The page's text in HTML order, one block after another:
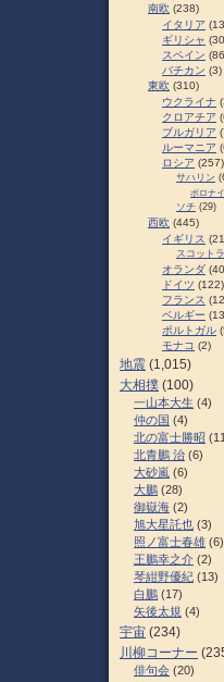
南欧 (238)
イタリア
ギリシャ
スペイン
バチカン (3)
東欧 (310)
ウクライナ
クロアチア
ブルガリア
ルーマニア
ロシア (257)
サハリン
ポロナ
ソチ (29)
西欧 (445)
イギリス
スコット
オランダ
ドイツ (122)
フランス
ベルギー
ポルトガル
モナコ (2)
地震 (1,015)
大相撲 (100)
一山本大生 (4)
仲の国 (4)
北の富士勝昭
北青鵬 治 (6)
大砂嵐 (6)
大鵬 (28)
御嶽海 (2)
旭大星託也 (3)
照ノ富士春雄 (6)
王鵬幸之介 (2)
琴紺野優紀 (13)
白鵬 (17)
矢後太規 (4)
宇宙 (234)
川柳コーナー
俳句会 (20)